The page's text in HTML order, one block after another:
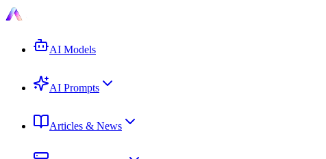
AI Models
AI Prompts
Articles & News